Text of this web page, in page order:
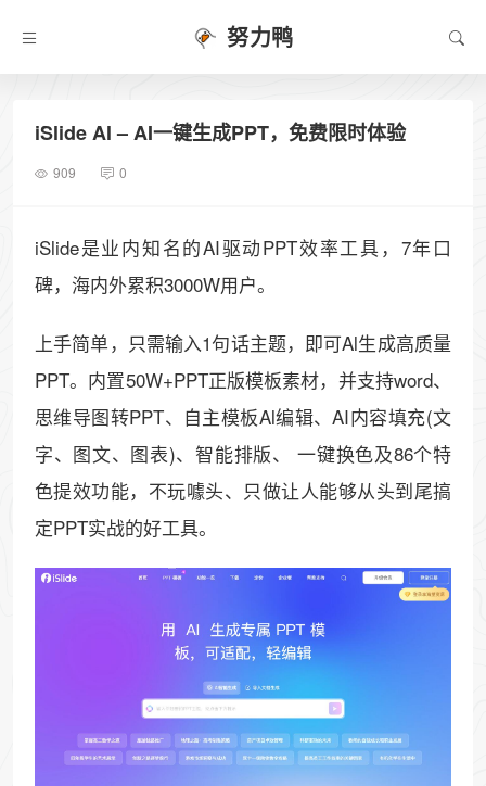
努力鸭
iSlide Al – AI一键生成PPT，免费限时体验
909 0
iSlide是业内知名的AI驱动PPT效率工具，7年口
碑，海内外累积3000W用户。
上手简单，只需输入1句话主题，即可Al生成高质量
PPT。内置50W+PPT正版模板素材，并支持word、
思维导图转PPT、自主模板Al编辑、AI内容填充(文
字、图文、图表)、智能排版、 一键换色及86个特
色提效功能，不玩噱头、只做让人能够从头到尾搞
定PPT实战的好工具。